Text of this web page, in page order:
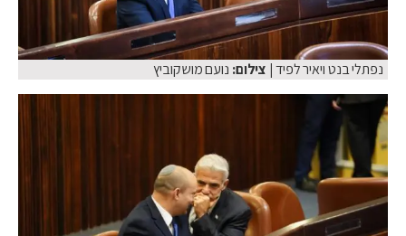
נפתלי בנט ויאיר לפיד| צילום: נועם מושקוביץ